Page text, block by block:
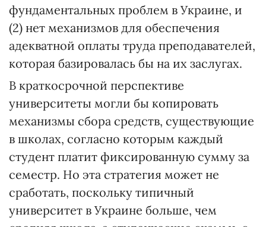
фундаментальных проблем в Украине, и
(2) нет механизмов для обеспечения
адекватной оплаты труда преподавателей,
которая базировалась бы на их заслугах.
В краткосрочной перспективе
университеты могли бы копировать
механизмы сбора средств, существующие
в школах, согласно которым каждый
студент платит фиксированную сумму за
семестр. Но эта стратегия может не
сработать, поскольку типичный
университет в Украине больше, чем